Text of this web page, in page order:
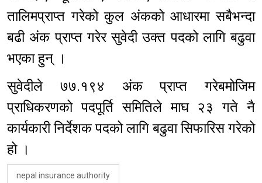
तालिमप्राप्त गरेको कुल अंकको आधारमा सबैभन्दा
बढी अंक प्राप्त गरेर सुवेदी उक्त पदको लागि बढुवा
भएका हुन् ।
सुवेदीले ७७.१९४ अंक प्राप्त गरेबमोजिम
प्राधिकरणको पदपूर्ति समितिले माघ २३ गते नै
कार्यकारी निर्देशक पदको लागि बढुवा सिफारिस गरेको
हो ।
nepal insurance authority